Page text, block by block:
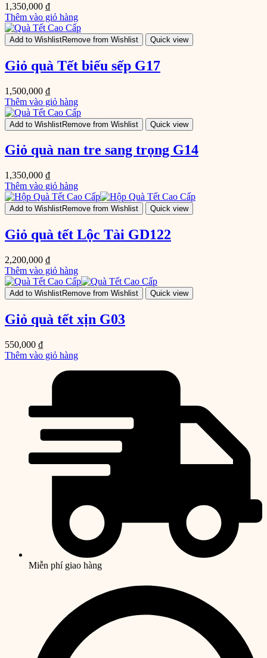
1,350,000 ₫
Thêm vào giỏ hàng
Add to WishlistRemove from Wishlist Quick view
Giỏ quà Tết biếu sếp G17
1,500,000 ₫
Thêm vào giỏ hàng
Add to WishlistRemove from Wishlist Quick view
Giỏ quà nan tre sang trọng G14
1,350,000 ₫
Thêm vào giỏ hàng
Add to WishlistRemove from Wishlist Quick view
Giỏ quà tết Lộc Tài GD122
2,200,000 ₫
Thêm vào giỏ hàng
Add to WishlistRemove from Wishlist Quick view
Giỏ quà tết xịn G03
550,000 ₫
Thêm vào giỏ hàng
Miễn phí giao hàng